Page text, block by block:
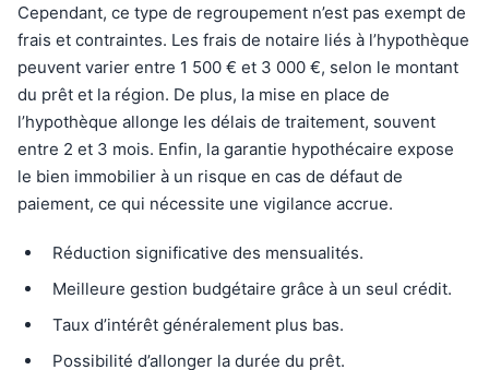
Cependant, ce type de regroupement n’est pas exempt de
frais et contraintes. Les frais de notaire liés à l’hypothèque
peuvent varier entre 1 500 € et 3 000 €, selon le montant
du prêt et la région. De plus, la mise en place de
l’hypothèque allonge les délais de traitement, souvent
entre 2 et 3 mois. Enfin, la garantie hypothécaire expose
le bien immobilier à un risque en cas de défaut de
paiement, ce qui nécessite une vigilance accrue.
Réduction significative des mensualités.
Meilleure gestion budgétaire grâce à un seul crédit.
Taux d’intérêt généralement plus bas.
Possibilité d’allonger la durée du prêt.